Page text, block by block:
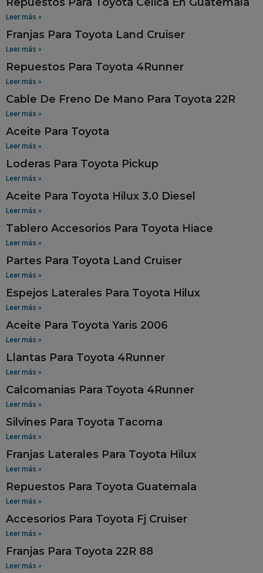
Leer más »
Franjas Para Toyota Land Cruiser
Leer más »
Repuestos Para Toyota 4Runner
Leer más »
Cable De Freno De Mano Para Toyota 22R
Leer más »
Aceite Para Toyota
Leer más »
Loderas Para Toyota Pickup
Leer más »
Aceite Para Toyota Hilux 3.0 Diesel
Leer más »
Tablero Accesorios Para Toyota Hiace
Leer más »
Partes Para Toyota Land Cruiser
Leer más »
Espejos Laterales Para Toyota Hilux
Leer más »
Aceite Para Toyota Yaris 2006
Leer más »
Llantas Para Toyota 4Runner
Leer más »
Calcomanias Para Toyota 4Runner
Leer más »
Silvines Para Toyota Tacoma
Leer más »
Franjas Laterales Para Toyota Hilux
Leer más »
Repuestos Para Toyota Guatemala
Leer más »
Accesorios Para Toyota Fj Cruiser
Leer más »
Franjas Para Toyota 22R 88
Leer más »